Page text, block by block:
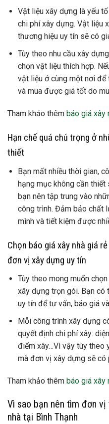
Vật liệu xây dựng là yếu
chi phí xây dựng. Vật liệu
thương hiệu uy tín sẽ có
Tùy theo nhu cầu xây
chọn vật liệu thích hợp.
vật liệu ở cùng một nơi
và mua được giá tốt do
Tham khảo thêm báo giá xây
Hạn chế quá chú trọng ở
thiết
Bạn mất nhiều thời gian,
hạng mục không cần thiết
bạn nên tập trung vào
công trình. Đảm bảo chất
mình và tiết kiệm được
Chọn báo giá xây nhà giá
đơn vị xây dựng uy tín
Tùy theo mong muốn
xây dựng trọn gói. Bạn có
uy tín để tư vấn, báo giá
Mỗi công trình xây dựng
quyết định chi phí xây:
điểm xây…Vì vậy tùy theo
mà đơn vị xây dựng sẽ có
Tham khảo thêm báo giá xây
Vì sao bạn nên tìm đơn
nhà tại Bình Thạnh